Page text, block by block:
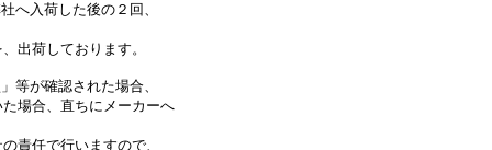
へ入荷した後の２回、
荷しております。
等が確認された場合、
場合、直ちにメーカーへ
任で行いますので、